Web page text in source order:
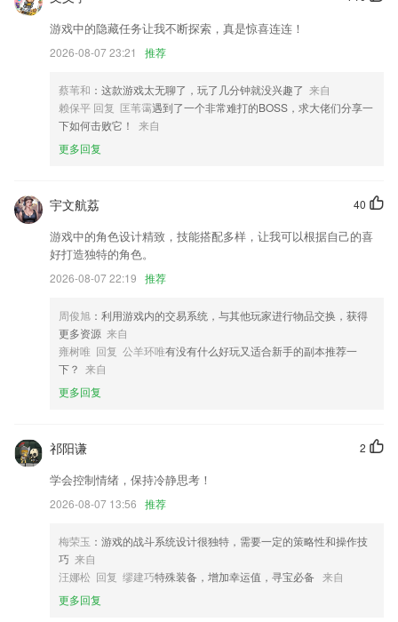
开放新的API函数调用
愿你的每一趟旅程都能享受美好！
新增视频通话功能
修改了隐私政策权，对设备授授权做了体验优化，保障用户信息安全
提前解锁精彩剧情
以上就是围棋在线下棋的介绍，如果您喜欢这款软件，您可以到应用商店
进行打分评论，说出您的使用经历，以帮助我们更好的对产品进行优化修
游戏中的隐藏任务让我不断探索，真是惊喜连连！
2026-08-07 23:21 推荐
蔡苇和 ：这款游戏太无聊了，玩了几分钟就没兴趣了 来自
赖保平 回复 匡苇霭遇到了一个非常难打的BOSS，求大佬们分享一
下如何击败它！
来自
更多回复
40
宇文航荔
游戏中的角色设计精致，技能搭配多样，让我可以根据自己的喜
好打造独特的角色。
2026-08-07 22:19 推荐
周俊旭 ：利用游戏内的交易系统，与其他玩家进行物品交换，获得
更多资源 来自
雍树唯 回复 公羊环唯有没有什么好玩又适合新手的副本推荐一
下？ 来自
更多回复
2
祁阳谦
学会控制情绪，保持冷静思考！
2026-08-07 13:56 推荐
梅荣玉 ：游戏的战斗系统设计很独特，需要一定的策略性和操作技
巧 来自
汪娜松 回复 缪建巧特殊装备，增加幸运值，寻宝必备 来自
更多回复